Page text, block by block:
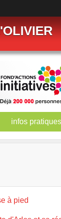
infos pratiques
à pied